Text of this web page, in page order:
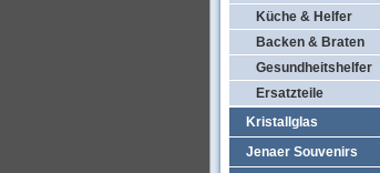
Küche & Helfer
Backen & Braten
Gesundheitshelfer
Ersatzteile
Kristallglas
Jenaer Souvenirs